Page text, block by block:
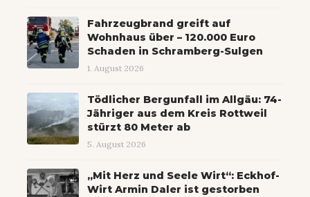
Fahrzeugbrand greift auf
Wohnhaus über – 120.000 Euro
Schaden in Schramberg-Sulgen
1. August 2026
Tödlicher Bergunfall im Allgäu: 74-
Jähriger aus dem Kreis Rottweil
stürzt 80 Meter ab
5. August 2026
„Mit Herz und Seele Wirt“: Eckhof-
Wirt Armin Daler ist gestorben